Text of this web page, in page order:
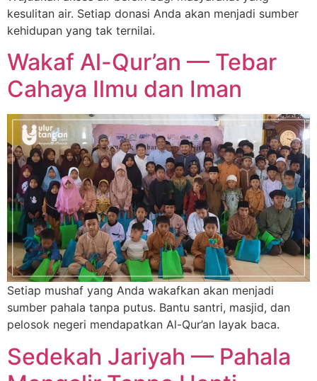
kesulitan air. Setiap donasi Anda akan menjadi sumber
kehidupan yang tak ternilai.
Wakaf Al-Qur’an — Tebar
Cahaya Ilmu dan Iman
Setiap mushaf yang Anda wakafkan akan menjadi
sumber pahala tanpa putus. Bantu santri, masjid, dan
pelosok negeri mendapatkan Al-Qur’an layak baca.
Sedekah Jariyah — Pahala